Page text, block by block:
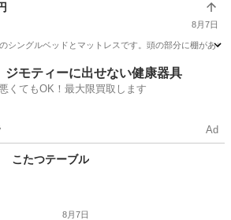
8月7日
シングルベッドとマットレスです。頭の部分に棚があ
ベッド
ジモティーに出せない健康器具
くてもOK！最大限買取します
Ad
こたつテーブル
8月7日